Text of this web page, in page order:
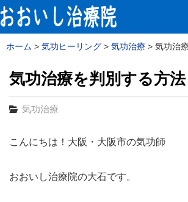
ホーム 気功ヒーリング 気功治療 気功治
気功治療を判別する方法
気功治療
こんにちは！大阪・大阪市の気功師
おおいし治療院の大石です。